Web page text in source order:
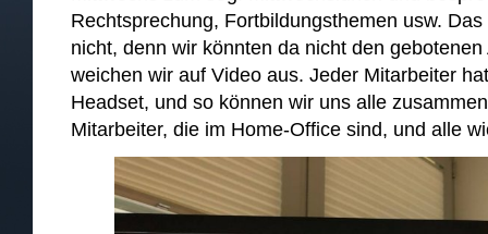
Rechtsprechung, Fortbildungsthemen usw.
nicht, denn wir könnten da nicht den
weichen wir auf Video aus. Jeder Mitarbeiter
Headset, und so können wir uns alle
Mitarbeiter, die im Home-Office sind, und alle